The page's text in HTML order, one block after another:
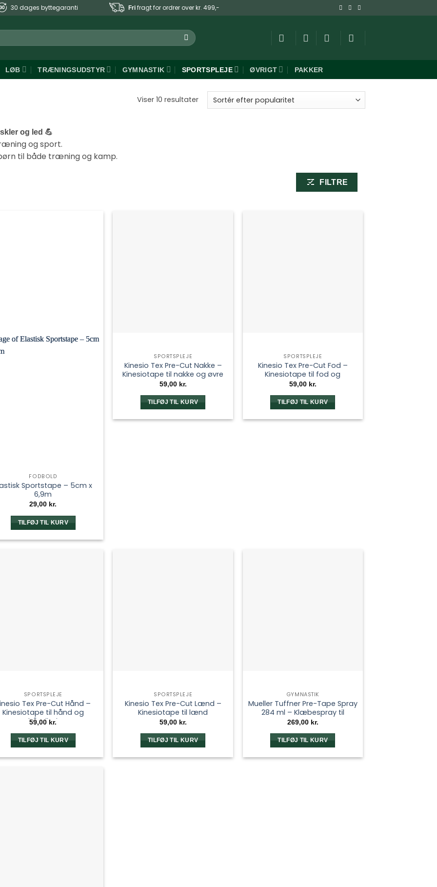
30 dages byttegaranti Fri fragt for ordrer over kr. 499,-
LØB TRÆNINGSUDSTYR GYMNASTIK SPORTSPLEJE ØVRIGT PAKKER
Viser 10 resultaterSorteret
efter
og led 💪
og sport.
til både træning og kamp.
FILTRE
FODBOLD
Sportstape – 5cm x
6,9m
29,00 kr.
TILFØJ TIL KURV
SPORTSPLEJE
Kinesio Tex Pre-Cut Nakke –
Kinesiotape til nakke og øvre
ryg
59,00 kr.
TILFØJ TIL KURV
SPORTSPLEJE
Kinesio Tex Pre-Cut Fod –
Kinesiotape til fod og
svangstøtte
59,00 kr.
TILFØJ TIL KURV
SPORTSPLEJE
Tex Pre-Cut Hånd –
Kinesiotape til hånd og
håndled
59,00 kr.
TILFØJ TIL KURV
SPORTSPLEJE
Kinesio Tex Pre-Cut Lænd –
Kinesiotape til lænd
59,00 kr.
TILFØJ TIL KURV
GYMNASTIK
Mueller Tuffner Pre-Tape Spray
284 ml – Klæbespray til
sportstape
269,00 kr.
TILFØJ TIL KURV